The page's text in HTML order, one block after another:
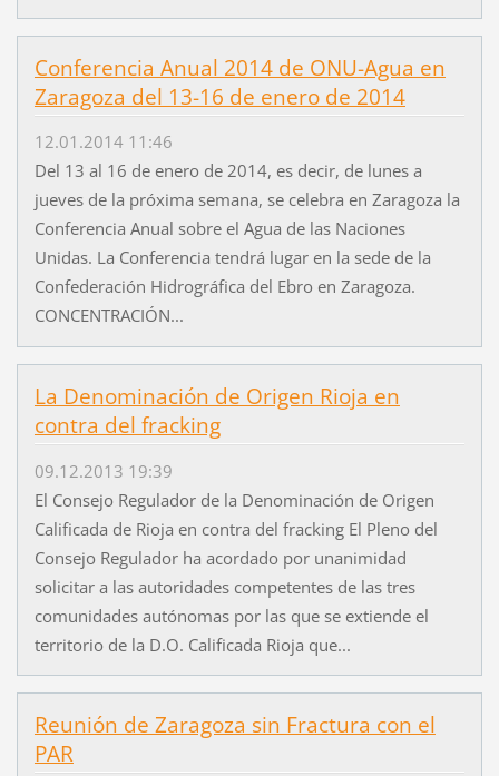
Conferencia Anual 2014 de ONU-Agua en
Zaragoza del 13-16 de enero de 2014
12.01.2014 11:46
Del 13 al 16 de enero de 2014, es decir, de lunes a
jueves de la próxima semana, se celebra en Zaragoza la
Conferencia Anual sobre el Agua de las Naciones
Unidas. La Conferencia tendrá lugar en la sede de la
Confederación Hidrográfica del Ebro en Zaragoza.
CONCENTRACIÓN...
La Denominación de Origen Rioja en
contra del fracking
09.12.2013 19:39
El Consejo Regulador de la Denominación de Origen
Calificada de Rioja en contra del fracking El Pleno del
Consejo Regulador ha acordado por unanimidad
solicitar a las autoridades competentes de las tres
comunidades autónomas por las que se extiende el
territorio de la D.O. Calificada Rioja que...
Reunión de Zaragoza sin Fractura con el
PAR